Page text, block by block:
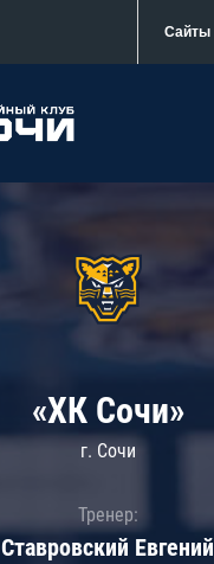
Сайты
«ХК Сочи»
г. Сочи
Тренер:
Ставровский Евгений